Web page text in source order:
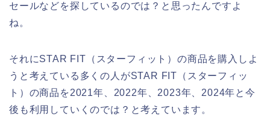
セールなどを探しているのでは？と思ったんですよ
ね。
それにSTAR FIT（スターフィット）の商品を購入しよ
うと考えている多くの人がSTAR FIT（スターフィッ
ト）の商品を2021年、2022年、2023年、2024年と今
後も利用していくのでは？と考えています。